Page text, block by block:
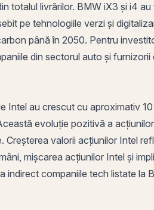
totalul livrărilor. BMW iX3 și i4
pe tehnologiile verzi și
până în 2050. Pentru
din sectorul auto și
Intel au crescut cu aproximativ
evoluție pozitivă a
valorii acțiunilor Intel
mișcarea acțiunilor Intel și
companiile tech listate la